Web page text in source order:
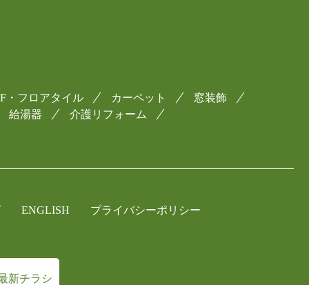
・フロアタイル カーペット
窓装飾
給湯器
介護リフォーム
ENGLISH プライバシーポリシー
新チラシ